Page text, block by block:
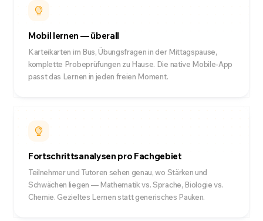
Mobil lernen — überall
Karteikarten im Bus, Übungsfragen in der Mittagspause,
komplette Probeprüfungen zu Hause. Die native Mobile-App
passt das Lernen in jeden freien Moment.
Fortschrittsanalysen pro Fachgebiet
Teilnehmer und Tutoren sehen genau, wo Stärken und
Schwächen liegen — Mathematik vs. Sprache, Biologie vs.
Chemie. Gezieltes Lernen statt generisches Pauken.